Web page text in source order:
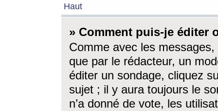
Haut
» Comment puis-je éditer
Comme avec les
que par le rédacteur, un
éditer un sondage, cliquez
sujet ; il y aura toujours le
n’a donné de vote, les